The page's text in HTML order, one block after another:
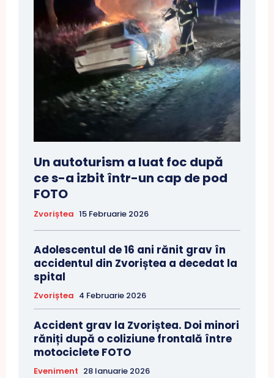
Un autoturism a luat foc după
ce s-a izbit într-un cap de pod
FOTO
Zvoriștea 15 Februarie 2026
Adolescentul de 16 ani rănit grav în
accidentul din Zvoriștea a decedat la
spital
Zvoriștea 4 Februarie 2026
Accident grav la Zvoriștea. Doi minori
răniți după o coliziune frontală între
motociclete FOTO
Eveniment 28 Ianuarie 2026